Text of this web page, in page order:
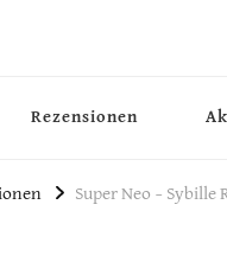
Rezensionen
Super Neo – Sybille